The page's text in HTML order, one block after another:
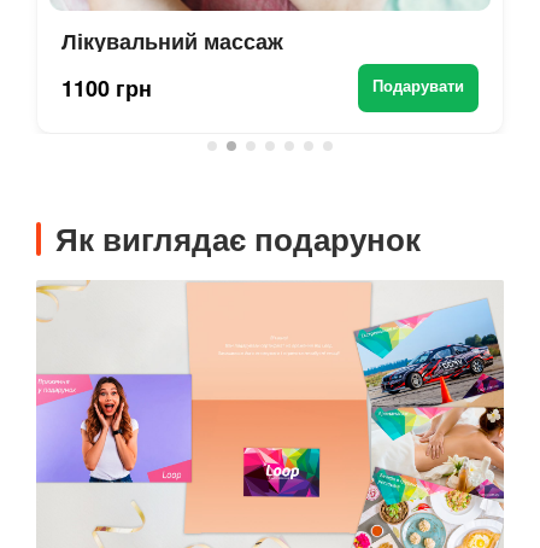
Лікувальний массаж
1100 грн
Подарувати
Як виглядає подарунок